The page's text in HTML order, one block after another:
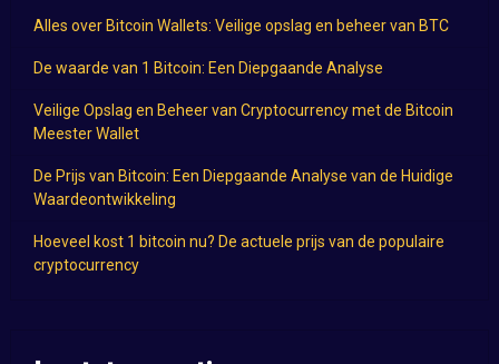
Alles over Bitcoin Wallets: Veilige opslag en beheer van BTC
De waarde van 1 Bitcoin: Een Diepgaande Analyse
Veilige Opslag en Beheer van Cryptocurrency met de Bitcoin
Meester Wallet
De Prijs van Bitcoin: Een Diepgaande Analyse van de Huidige
Waardeontwikkeling
Hoeveel kost 1 bitcoin nu? De actuele prijs van de populaire
cryptocurrency